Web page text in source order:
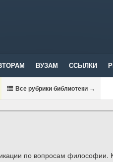
ВУЗАМ ССЫЛКИ
Все рубрики библиотеки →
по вопросам философии.